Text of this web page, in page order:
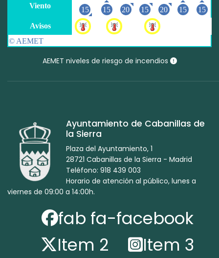
AEMET niveles de riesgo de incendios
Ayuntamiento de Cabanillas de
la Sierra
Plaza del Ayuntamiento, 1
28721 Cabanillas de la Sierra - Madrid
Teléfono: 918 439 003
Horario de atención al público, lunes a
viernes de 09:00 a 14:00h.
fab fa-facebook
Item 2
Item 3